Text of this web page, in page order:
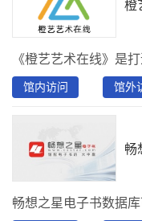
橙
馆内访问 馆外
畅